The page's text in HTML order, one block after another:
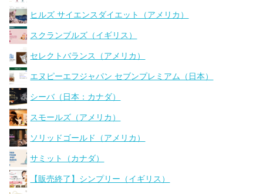
ヒルズ サイエンスダイエット（アメリカ）
スクランブルズ（イギリス）
セレクトバランス（アメリカ）
エヌピーエフジャパン セブンプレミアム（日本）
シーバ（日本：カナダ）
スモールズ（アメリカ）
ソリッドゴールド（アメリカ）
サミット（カナダ）
【販売終了】シンプリー（イギリス）